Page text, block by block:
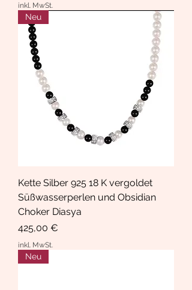
inkl. MwSt.
Neu
Kette Silber 925 18 K vergoldet
Süßwasserperlen und Obsidian
Choker Diasya
Preis
425,00 €
inkl. MwSt.
Neu